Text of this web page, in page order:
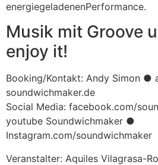
energiegeladenenPerformance.
Musik mit Groove
enjoy it!
Booking/Kontakt: Andy Simon ●
soundwichmaker.de
Social Media: facebook.com/
youtube Soundwichmaker ●
Instagram.com/soundwichmaker
Veranstalter: Aquiles Vilagrasa-